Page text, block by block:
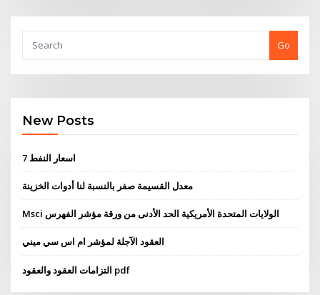
Go
New Posts
7 اسعار النفط
معدل القسيمة صفر بالنسبة لنا أدوات الخزينة
Msci الولايات المتحدة الأمريكية الحد الأدنى من ورقة مؤشر الفهرس
العقود الآجلة لمؤشر ام اس سي ميني
التزامات العقود والعقود pdf